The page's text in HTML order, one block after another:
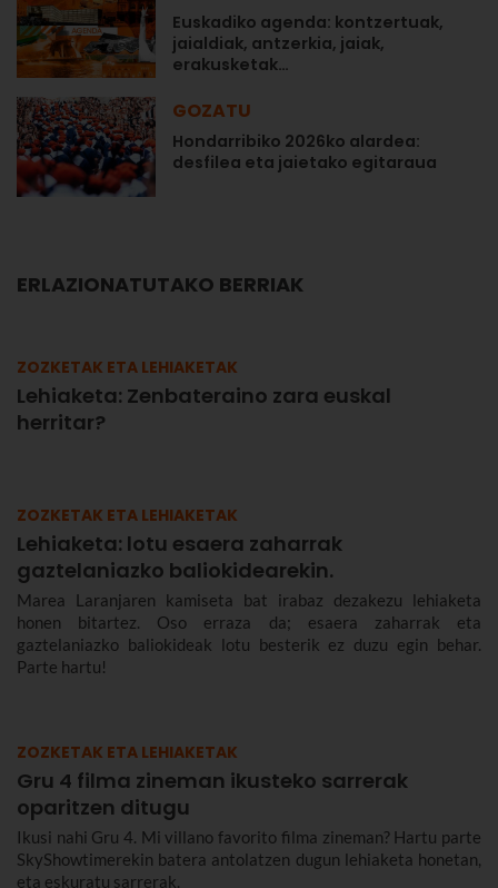
Euskadiko agenda: kontzertuak,
jaialdiak, antzerkia, jaiak,
erakusketak…
GOZATU
Hondarribiko 2026ko alardea:
desfilea eta jaietako egitaraua
ERLAZIONATUTAKO BERRIAK
ZOZKETAK ETA LEHIAKETAK
Lehiaketa: Zenbateraino zara euskal
herritar?
ZOZKETAK ETA LEHIAKETAK
Lehiaketa: lotu esaera zaharrak
gaztelaniazko baliokidearekin.
Marea Laranjaren kamiseta bat irabaz dezakezu lehiaketa
honen bitartez. Oso erraza da; esaera zaharrak eta
gaztelaniazko baliokideak lotu besterik ez duzu egin behar.
Parte hartu!
ZOZKETAK ETA LEHIAKETAK
Gru 4 filma zineman ikusteko sarrerak
oparitzen ditugu
Ikusi nahi Gru 4. Mi villano favorito filma zineman? Hartu parte
SkyShowtimerekin batera antolatzen dugun lehiaketa honetan,
eta eskuratu sarrerak.